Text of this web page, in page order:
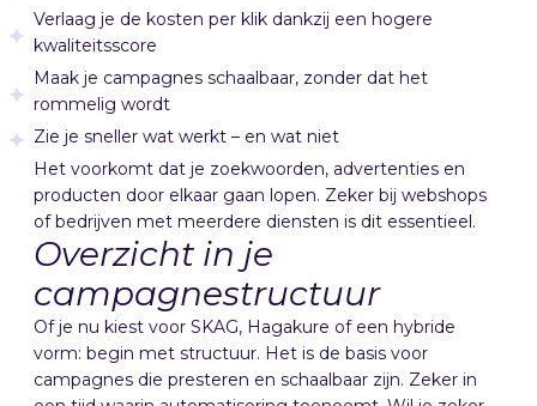
Verlaag je de kosten per klik dankzij een hogere
kwaliteitsscore
Maak je campagnes schaalbaar, zonder dat het
rommelig wordt
Zie je sneller wat werkt – en wat niet
Het voorkomt dat je zoekwoorden, advertenties en
producten door elkaar gaan lopen. Zeker bij webshops
of bedrijven met meerdere diensten is dit essentieel.
Overzicht in je
campagnestructuur
Of je nu kiest voor SKAG, Hagakure of een hybride
vorm: begin met structuur. Het is de basis voor
campagnes die presteren en schaalbaar zijn. Zeker in